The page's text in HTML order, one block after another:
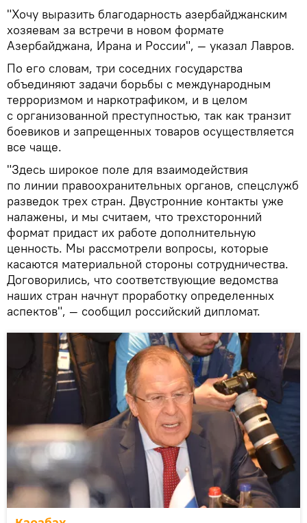
"Хочу выразить благодарность азербайджанским
хозяевам за встречи в новом формате
Азербайджана, Ирана и России", — указал Лавров.
По его словам, три соседних государства
объединяют задачи борьбы с международным
терроризмом и наркотрафиком, и в целом
с организованной преступностью, так как транзит
боевиков и запрещенных товаров осуществляется
все чаще.
"Здесь широкое поле для взаимодействия
по линии правоохранительных органов, спецслужб
разведок трех стран. Двустронние контакты уже
налажены, и мы считаем, что трехсторонний
формат придаст их работе дополнительную
ценность. Мы рассмотрели вопросы, которые
касаются материальной стороны сотрудничества.
Договорились, что соответствующие ведомства
наших стран начнут проработку определенных
аспектов", — сообщил российский дипломат.